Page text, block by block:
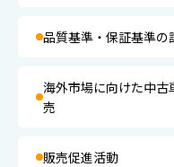
品質基準・保証基準
海外市場に向けた中
売
販売促進活動